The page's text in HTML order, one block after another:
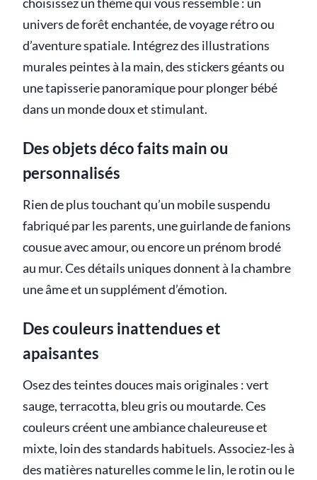
choisissez un thème qui vous ressemble : un
univers de forêt enchantée, de voyage rétro ou
d’aventure spatiale. Intégrez des illustrations
murales peintes à la main, des stickers géants ou
une tapisserie panoramique pour plonger bébé
dans un monde doux et stimulant.
Des objets déco faits main ou
personnalisés
Rien de plus touchant qu’un mobile suspendu
fabriqué par les parents, une guirlande de fanions
cousue avec amour, ou encore un prénom brodé
au mur. Ces détails uniques donnent à la chambre
une âme et un supplément d’émotion.
Des couleurs inattendues et
apaisantes
Osez des teintes douces mais originales : vert
sauge, terracotta, bleu gris ou moutarde. Ces
couleurs créent une ambiance chaleureuse et
mixte, loin des standards habituels. Associez-les à
des matières naturelles comme le lin, le rotin ou le